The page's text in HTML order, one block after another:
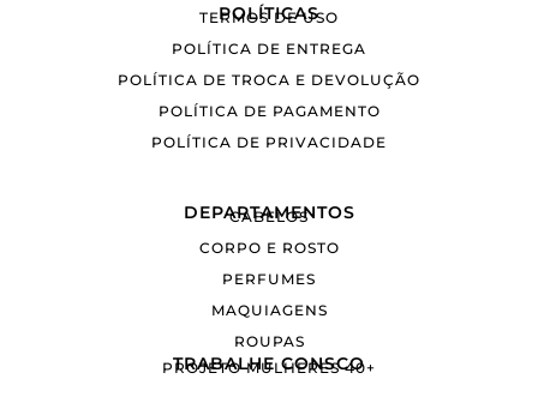
POLÍTICAS
TERMOS DE USO
POLÍTICA DE ENTREGA
POLÍTICA DE TROCA E DEVOLUÇÃO
POLÍTICA DE PAGAMENTO
POLÍTICA DE PRIVACIDADE
DEPARTAMENTOS
CABELOS
CORPO E ROSTO
PERFUMES
MAQUIAGENS
ROUPAS
TRABALHE CONSCO
PROJETO MULHERES 40+